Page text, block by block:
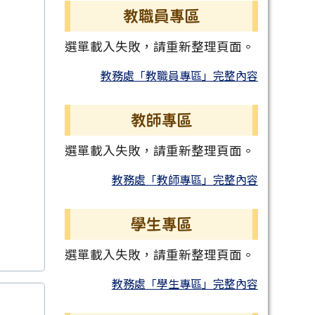
教職員專區
選單載入失敗，請重新整理頁面。
教務處「教職員專區」完整內容
教師專區
選單載入失敗，請重新整理頁面。
教務處「教師專區」完整內容
學生專區
選單載入失敗，請重新整理頁面。
教務處「學生專區」完整內容